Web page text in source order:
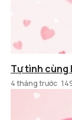
Tự tình cùng
4 tháng trước